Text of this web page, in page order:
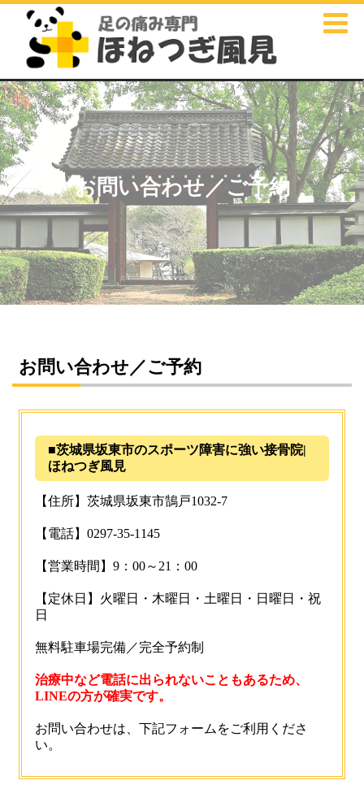
お問い合わせ／ご予約
お問い合わせ／ご予約
■茨城県坂東市のスポーツ障害に強い接骨院|
ほねつぎ風見
【住所】茨城県坂東市鵠戸1032-7
【電話】0297-35-1145
【営業時間】9：00～21：00
【定休日】火曜日・木曜日・土曜日・日曜日・祝
日
無料駐車場完備／完全予約制
治療中など電話に出られないこともあるため、
LINEの方が確実です。
お問い合わせは、下記フォームをご利用くださ
い。